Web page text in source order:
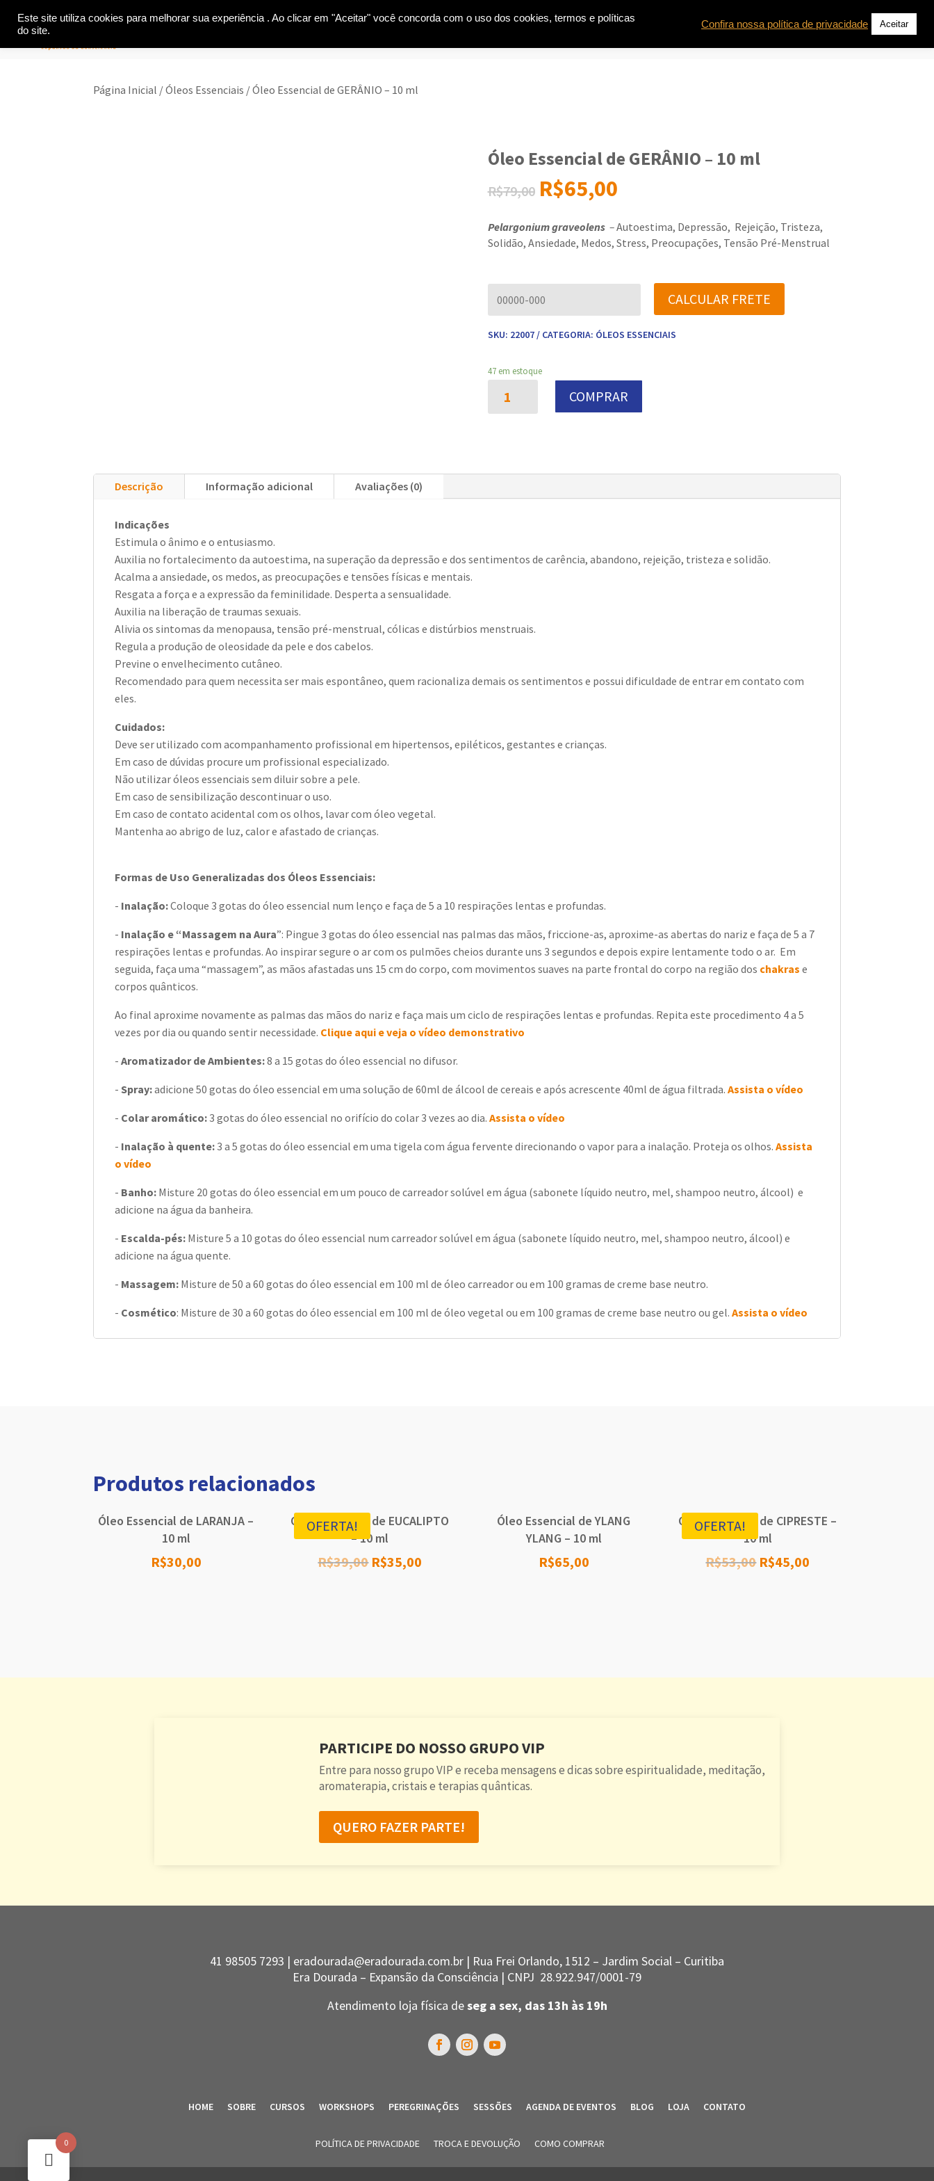
Página Inicial /Óleos Essenciais / Óleo Essencial de GERÂNIO – 10 ml
Óleo Essencial de GERÂNIO – 10 ml
R$79,00 R$65,00
Pelargonium graveolens –Autoestima, Depressão, Rejeição, Tristeza,
Solidão, Ansiedade, Medos, Stress, Preocupações, Tensão Pré-Menstrual
SKU: 22007 CATEGORIA: ÓLEOS ESSENCIAIS
47 em estoque
Essencial
quantidade
COMPRAR
Descrição Informação adicional Avaliações (0)
Indicações
Estimula o ânimo e o entusiasmo.
Auxilia no fortalecimento da autoestima, na superação da depressão e dos sentimentos de carência, abandono, rejeição, tristeza e solidão.
Acalma a ansiedade, os medos, as preocupações e tensões físicas e mentais.
Resgata a força e a expressão da feminilidade. Desperta a sensualidade.
Auxilia na liberação de traumas sexuais.
Alivia os sintomas da menopausa, tensão pré-menstrual, cólicas e distúrbios menstruais.
Regula a produção de oleosidade da pele e dos cabelos.
Previne o envelhecimento cutâneo.
Recomendado para quem necessita ser mais espontâneo, quem racionaliza demais os sentimentos e possui dificuldade de entrar em contato com
eles.
Cuidados:
Deve ser utilizado com acompanhamento profissional em hipertensos, epiléticos, gestantes e crianças.
Em caso de dúvidas procure um profissional especializado.
Não utilizar óleos essenciais sem diluir sobre a pele.
Em caso de sensibilização descontinuar o uso.
Em caso de contato acidental com os olhos, lavar com óleo vegetal.
Mantenha ao abrigo de luz, calor e afastado de crianças.
Formas de Uso Generalizadas dos Óleos Essenciais:
- Inalação:Coloque 3 gotas do óleo essencial num lenço e faça de 5 a 10 respirações lentas e profundas.
- Inalação e “Massagem na Aura”: Pingue 3 gotas do óleo essencial nas palmas das mãos, friccione-as, aproxime-as abertas do nariz e faça de 5 a 7
respirações lentas e profundas. Ao inspirar segure o ar com os pulmões cheios durante uns 3 segundos e depois expire lentamente todo o ar. Em
seguida, faça uma “massagem”, as mãos afastadas uns 15 cm do corpo, com movimentos suaves na parte frontal do corpo na região dos chakras e
corpos quânticos.
Ao final aproxime novamente as palmas das mãos do nariz e faça mais um ciclo de respirações lentas e profundas. Repita este procedimento 4 a 5
vezes por dia ou quando sentir necessidade. Clique aqui e veja o vídeo demonstrativo
- Aromatizador de Ambientes:8 a 15 gotas do óleo essencial no difusor.
- Spray:adicione 50 gotas do óleo essencial em uma solução de 60ml de álcool de cereais e após acrescente 40ml de água filtrada.Assista o vídeo
- Colar aromático:3 gotas do óleo essencial no orifício do colar 3 vezes ao dia.Assista o vídeo
- Inalação à quente:3 a 5 gotas do óleo essencial em uma tigela com água fervente direcionando o vapor para a inalação. Proteja os olhos.Assista
o vídeo
- Banho: Misture 20 gotas do óleo essencial em um pouco de carreador solúvel em água (sabonete líquido neutro, mel, shampoo neutro, álcool) e
adicione na água da banheira.
- Escalda-pés: Misture 5 a 10 gotas do óleo essencial num carreador solúvel em água (sabonete líquido neutro, mel, shampoo neutro, álcool) e
adicione na água quente.
- Massagem: Misture de 50 a 60 gotas do óleo essencial em 100 ml de óleo carreador ou em 100 gramas de creme base neutro.
- Cosmético: Misture de 30 a 60 gotas do óleo essencial em 100 ml de óleo vegetal ou em 100 gramas de creme base neutro ou gel.Assista o vídeo
Produtos relacionados
Óleo Essencial de LARANJA –
10 ml
R$30,00
OFERTA!
Óleo Essencial de EUCALIPTO
– 10 ml
R$39,00 R$35,00
Óleo Essencial de YLANG
YLANG – 10 ml
R$65,00
OFERTA!
Óleo Essencial de CIPRESTE –
10 ml
R$53,00 R$45,00
PARTICIPE DO NOSSO GRUPO VIP
Entre para nosso grupo VIP e receba mensagens e dicas sobre espiritualidade, meditação,
aromaterapia, cristais e terapias quânticas.
QUERO FAZER PARTE!
41 98505 7293 | eradourada@eradourada.com.br | Rua Frei Orlando, 1512 – Jardim Social – Curitiba
Era Dourada – Expansão da Consciência | CNPJ 28.922.947/0001-79
Atendimento loja física deseg a sex, das 13h às 19h
HOME SOBRE CURSOS WORKSHOPS PEREGRINAÇÕES SESSÕES AGENDA DE EVENTOS BLOG LOJA CONTATO
POLÍTICA DE PRIVACIDADE TROCA E DEVOLUÇÃO COMO COMPRAR
Este site utiliza cookies para melhorar sua experiência . Ao clicar em "Aceitar" você concorda com o uso dos cookies, termos e políticas
do site.
Confira nossa política de privacidade Aceitar
0